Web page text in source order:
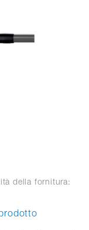
della fornitura: